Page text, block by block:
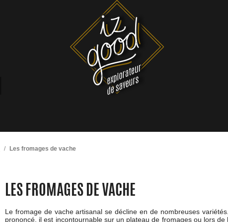
Les fromages de vache
LES FROMAGES DE VACHE
Le fromage de vache artisanal se décline en de nombreuses
prononcé, il est incontournable sur un plateau de fromages ou lors de